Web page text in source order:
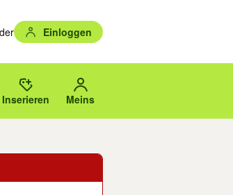
Einloggen
Eingabetaste auswählen.
Vorschläge mit den Pfeiltasten nach oben/
oder PLZ.
Inserieren Meins